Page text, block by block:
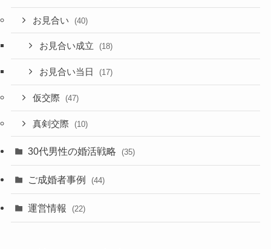
お見合い (40)
お見合い成立 (18)
お見合い当日 (17)
仮交際 (47)
真剣交際 (10)
30代男性の婚活戦略 (35)
ご成婚者事例 (44)
運営情報 (22)